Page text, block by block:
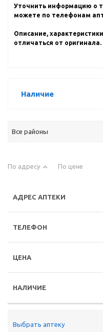
Уточнить информацию о
можете по телефонам
Описание,
отличаться от оригинала.
Наличие
Все районы
По адресу По цене
Выбрать аптеку